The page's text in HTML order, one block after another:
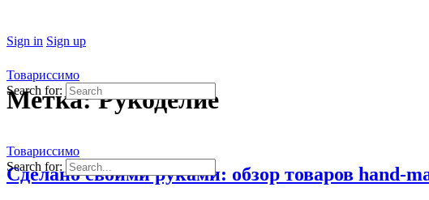
Sign in Sign up
Товариссимо
Search for:
Товариссимо
Search for:
Метка:Рукоделие
Сделано своими руками: обзор товаров hand-